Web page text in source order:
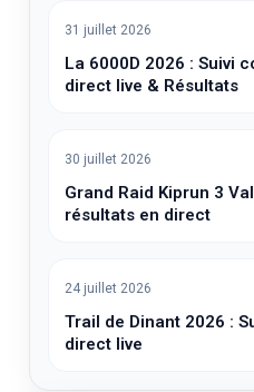
31 juillet 2026
La 6000D 2026 : Suivi
direct live & Résultats
30 juillet 2026
Grand Raid Kiprun 3
résultats en direct
24 juillet 2026
Trail de Dinant 2026 :
direct live